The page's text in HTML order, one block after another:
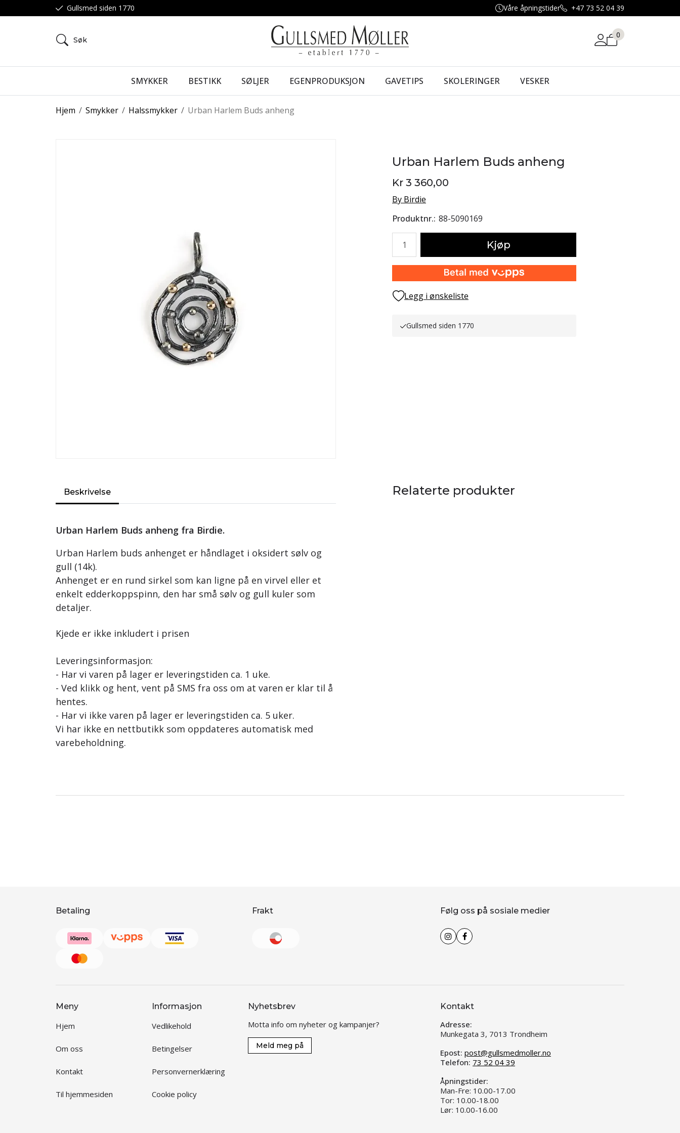
Gullsmed siden 1770 Våre åpningstider +47 73 52 04 39
Søk
0
SMYKKER BESTIKK SØLJER EGENPRODUKSJON GAVETIPS SKOLERINGER VESKER
/
Hjem /
Smykker /
Halssmykker Urban Harlem Buds anheng
Urban Harlem Buds anheng
Kr 3 360,00
By Birdie
Produktnr. 88-5090169
Kjøp
Legg i ønskeliste
Gullsmed siden 1770
Beskrivelse
Urban Harlem Buds anheng fra Birdie.
Urban Harlem buds anhenget er håndlaget i oksidert sølv og
gull (14k).
Anhenget er en rund sirkel som kan ligne på en virvel eller et
enkelt edderkoppspinn, den har små sølv og gull kuler som
detaljer.
Kjede er ikke inkludert i prisen
Leveringsinformasjon:
- Har vi varen på lager er leveringstiden ca. 1 uke.
- Ved klikk og hent, vent på SMS fra oss om at varen er klar til å
hentes.
- Har vi ikke varen på lager er leveringstiden ca. 5 uker.
Vi har ikke en nettbutikk som oppdateres automatisk med
varebeholdning.
Relaterte produkter
Betaling Frakt Følg oss på sosiale medier
Meny
Hjem
Om oss
Kontakt
Til hjemmesiden
Informasjon
Vedlikehold
Betingelser
Personvernerklæring
Cookie policy
Nyhetsbrev
Motta info om nyheter og kampanjer?
Meld meg på
Kontakt
Adresse:
Munkegata 3, 7013 Trondheim
Epost: post@gullsmedmoller.no
Telefon: 73 52 04 39
Åpningstider:
Man-Fre: 10.00-17.00
Tor: 10.00-18.00
Lør: 10.00-16.00